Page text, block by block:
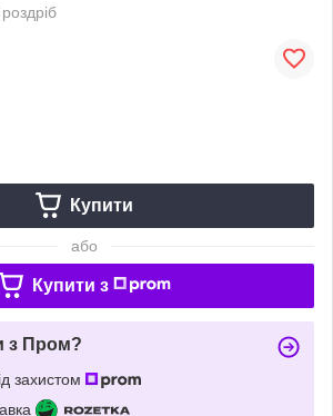
Купити
або
Купити з
з Пром?
захистом